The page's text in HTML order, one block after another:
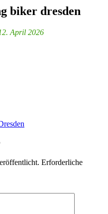
biker dresden
April 2026
Erforderliche